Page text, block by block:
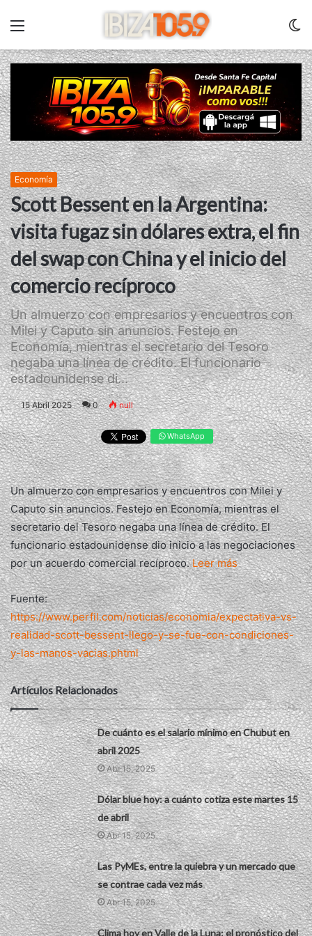
Economía
Scott Bessent en la Argentina:
visita fugaz sin dólares extra, el fin
del swap con China y el inicio del
comercio recíproco
Un almuerzo con empresarios y encuentros con
Milei y Caputo sin anuncios. Festejo en
Economía, mientras el secretario del Tesoro
negaba una línea de crédito. El funcionario
estadounidense di...
15 Abril 2025 0 null
WhatsApp
Un almuerzo con empresarios y encuentros con Milei y
Caputo sin anuncios. Festejo en Economía, mientras el
secretario del Tesoro negaba una línea de crédito. El
funcionario estadounidense dio inicio a las negociaciones
por un acuerdo comercial recíproco.Leer más
Fuente:
https://www.perfil.com/noticias/economia/expectativa-vs-
realidad-scott-bessent-llego-y-se-fue-con-condiciones-
y-las-manos-vacias.phtml
Artículos Relacionados
De cuánto es el salario mínimo en Chubut en
abril 2025
Abr 15, 2025
Dólar blue hoy: a cuánto cotiza este martes 15
de abril
Abr 15, 2025
Las PyMEs, entre la quiebra y un mercado que
se contrae cada vez más
Abr 15, 2025
Clima hoy en Valle de la Luna: el pronóstico del